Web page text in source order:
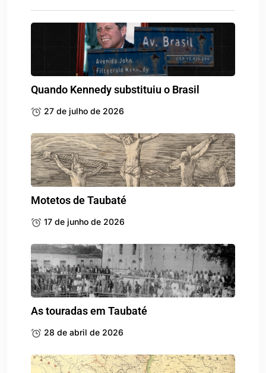
Quando Kennedy substituiu o Brasil
27 de julho de 2026
Motetos de Taubaté
17 de junho de 2026
As touradas em Taubaté
28 de abril de 2026